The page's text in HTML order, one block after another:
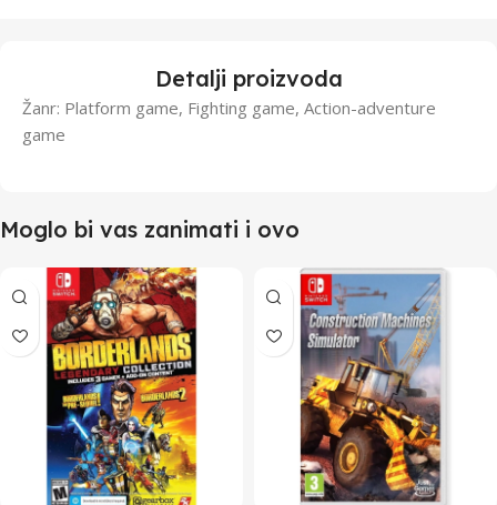
Detalji proizvoda
Žanr: Platform game, Fighting game, Action-adventure
game
Moglo bi vas zanimati i ovo